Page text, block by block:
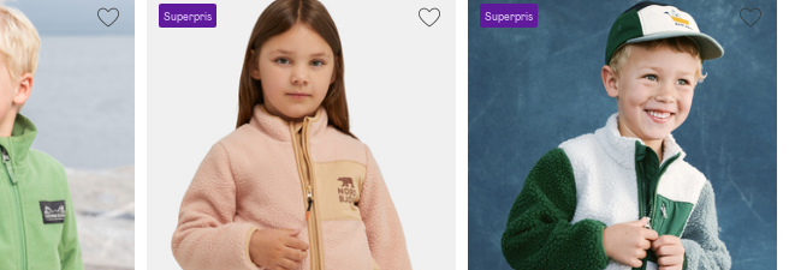
Superpris Superpris